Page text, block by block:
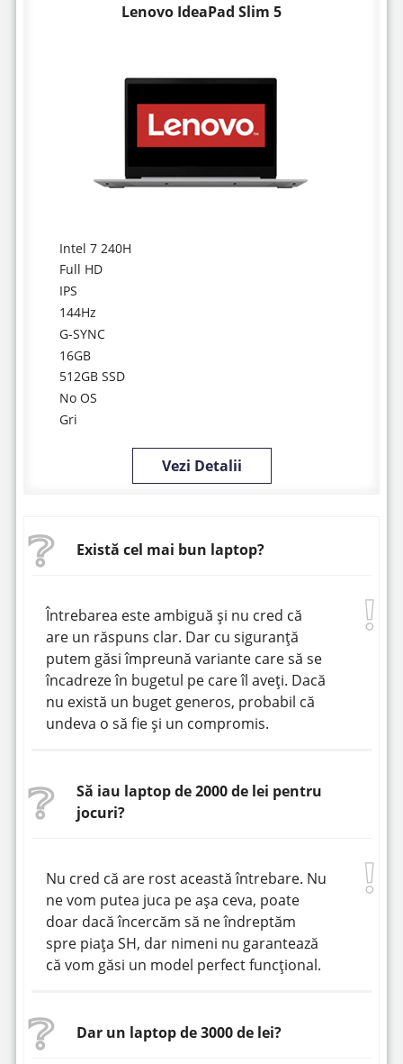
Lenovo IdeaPad Slim 5
Intel 7 240H
Full HD
IPS
144Hz
G-SYNC
16GB
512GB SSD
No OS
Gri
Vezi Detalii
Există cel mai bun laptop?
Întrebarea este ambiguă și nu cred că
are un răspuns clar. Dar cu siguranță
putem găsi împreună variante care să se
încadreze în bugetul pe care îl aveți. Dacă
nu există un buget generos, probabil că
undeva o să fie și un compromis.
Să iau laptop de 2000 de lei pentru
jocuri?
Nu cred că are rost această întrebare. Nu
ne vom putea juca pe așa ceva, poate
doar dacă încercăm să ne îndreptăm
spre piața SH, dar nimeni nu garantează
că vom găsi un model perfect funcțional.
Dar un laptop de 3000 de lei?